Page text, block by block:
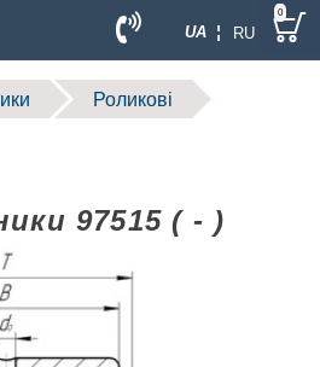
UA ¦ RU
0
Роликові
97515 ( - )